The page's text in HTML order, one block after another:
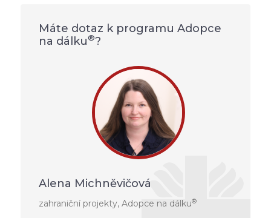
Máte dotaz k programu Adopce
na dálku®?
Alena Michněvičová
zahraniční projekty, Adopce na dálku®